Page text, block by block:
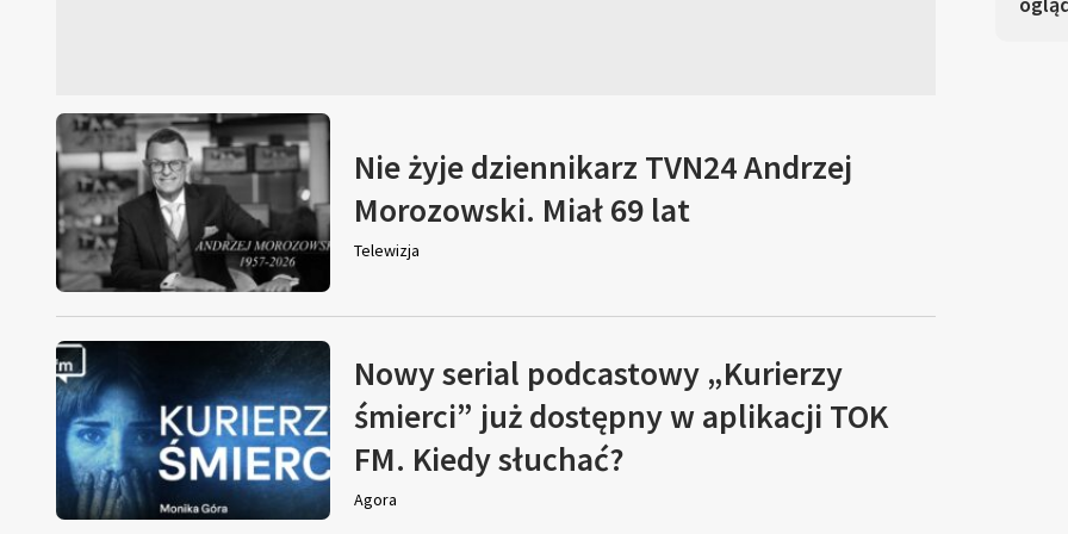
Nie żyje dziennikarz TVN24 Andrzej
Morozowski. Miał 69 lat
Telewizja
Nowy serial podcastowy „Kurierzy
śmierci” już dostępny w aplikacji TOK
FM. Kiedy słuchać?
Agora